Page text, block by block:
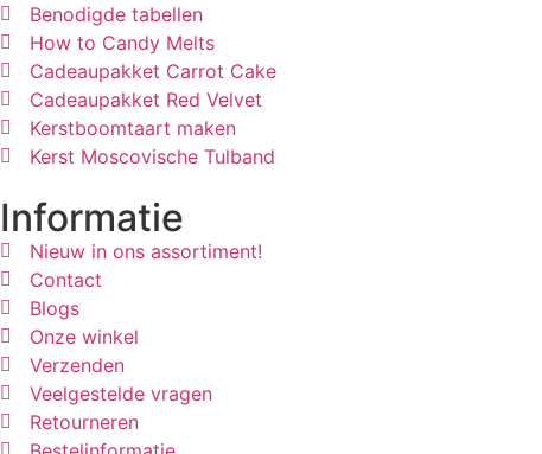
Benodigde tabellen
How to Candy Melts
Cadeaupakket Carrot Cake
Cadeaupakket Red Velvet
Kerstboomtaart maken
Kerst Moscovische Tulband
Informatie
Nieuw in ons assortiment!
Contact
Blogs
Onze winkel
Verzenden
Veelgestelde vragen
Retourneren